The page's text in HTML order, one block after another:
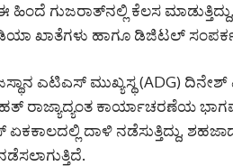
ಗುಜರಾತ್‌ನಲ್ಲಿ ಕೆಲಸ ಮಾಡುತ್ತಿದ್ದು,
ಖಾತೆಗಳು ಹಾಗೂ ಡಿಜಿಟಲ್
ಎಟಿಎಸ್ ಮುಖ್ಯಸ್ಥ (ADG)
ರಾಜ್ಯಾದ್ಯಂತ ಕಾರ್ಯಾಚರಣೆಯ
ದಾಳಿ ನಡೆಸುತ್ತಿದ್ದು,